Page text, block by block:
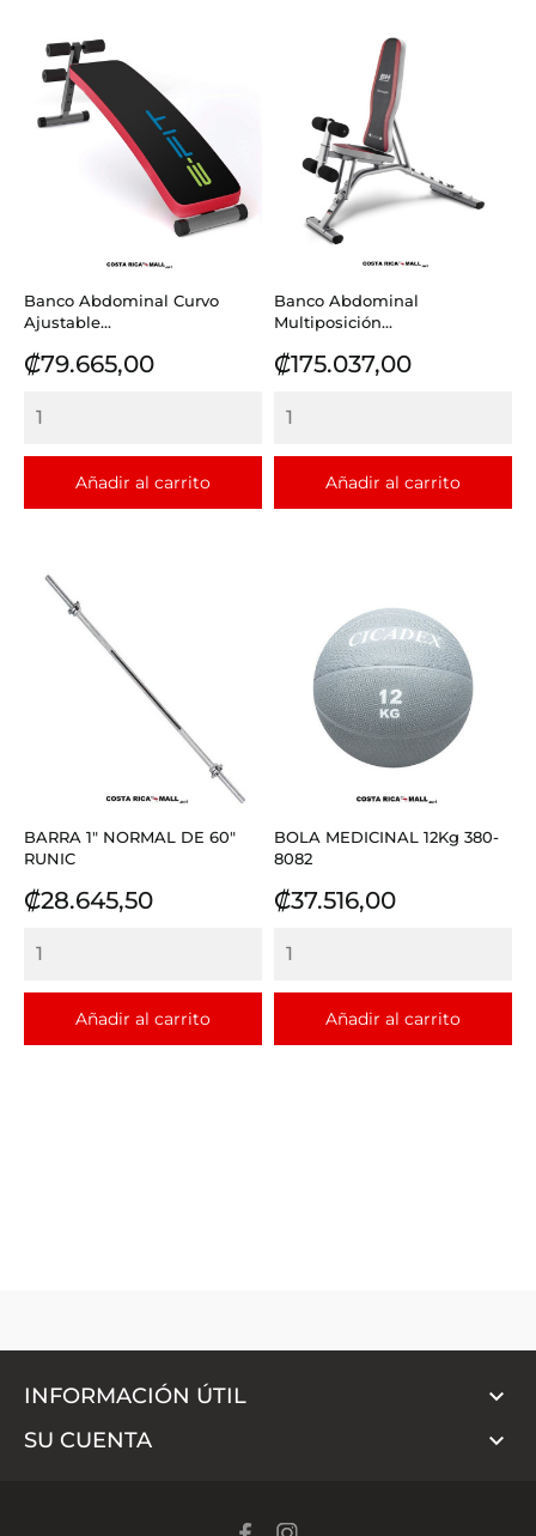
Banco Abdominal Curvo
Ajustable...
Precio
₡79.665,00
Añadir al carrito
Banco Abdominal
Multiposición...
Precio
₡175.037,00
Añadir al carrito
BARRA 1" NORMAL DE 60"
RUNIC
Precio
₡28.645,50
Añadir al carrito
BOLA MEDICINAL 12Kg 380-
8082
Precio
₡37.516,00
Añadir al carrito
INFORMACIÓN ÚTIL 
SU CUENTA 